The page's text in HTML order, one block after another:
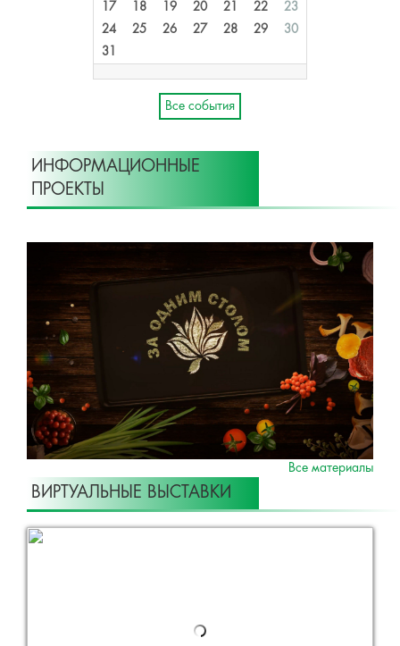
17
18 19 20 21 22
23
24
25 26 27 28 29
30
31
Все события
ИНФОРМАЦИОННЫЕ
ПРОЕКТЫ
Все материалы
ВИРТУАЛЬНЫЕ ВЫСТАВКИ